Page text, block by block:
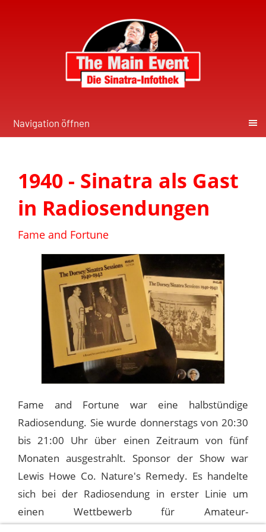
Navigation öffnen
1940 - Sinatra als Gast
in Radiosendungen
Fame and Fortune
Fame and Fortune war eine halbstündige
Radiosendung. Sie wurde donnerstags von 20:30
bis 21:00 Uhr über einen Zeitraum von fünf
Monaten ausgestrahlt. Sponsor der Show war
Lewis Howe Co. Nature's Remedy. Es handelte
sich bei der Radiosendung in erster Linie um
einen Wettbewerb für Amateur-